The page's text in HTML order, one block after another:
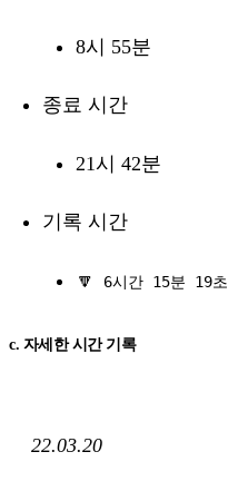
8시 55분
종료 시간
21시 42분
기록 시간
🔽 6시간 15분 19초
c. 자세한 시간 기록
22.03.20